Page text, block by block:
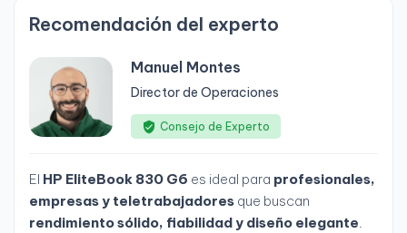
Recomendación del experto
Manuel Montes
Director de Operaciones
Consejo de Experto
El HP EliteBook 830 G6 es ideal para profesionales,
empresas y teletrabajadores que buscan
rendimiento sólido, fiabilidad y diseño elegante.